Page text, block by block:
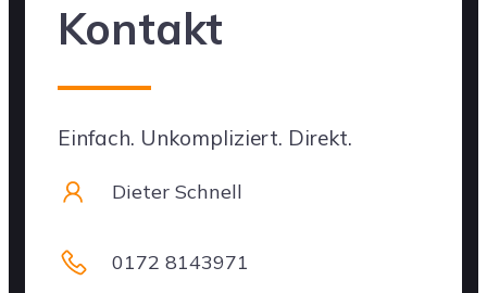
Kontakt
Einfach. Unkompliziert. Direkt.
Dieter Schnell
0172 8143971